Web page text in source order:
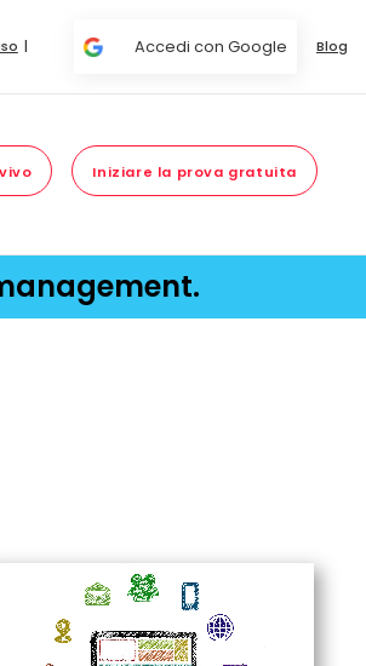
Accedi con Google Blog
Iniziare la prova gratuita